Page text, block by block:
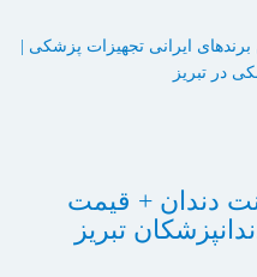
دندان + قیمت
تبریز